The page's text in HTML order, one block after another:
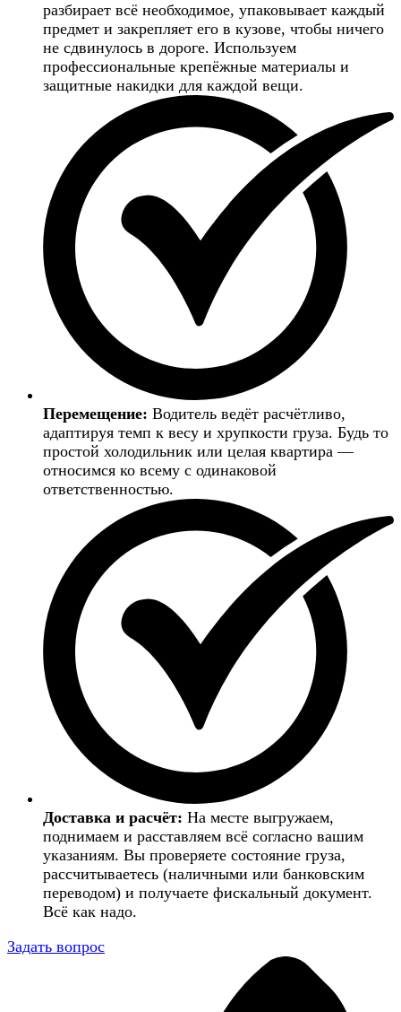
разбирает всё необходимое, упаковывает каждый
предмет и закрепляет его в кузове, чтобы ничего
не сдвинулось в дороге. Используем
профессиональные крепёжные материалы и
защитные накидки для каждой вещи.
Перемещение: Водитель ведёт расчётливо,
адаптируя темп к весу и хрупкости груза. Будь то
простой холодильник или целая квартира —
относимся ко всему с одинаковой
ответственностью.
Доставка и расчёт: На месте выгружаем,
поднимаем и расставляем всё согласно вашим
указаниям. Вы проверяете состояние груза,
рассчитываетесь (наличными или банковским
переводом) и получаете фискальный документ.
Всё как надо.
Задать вопрос